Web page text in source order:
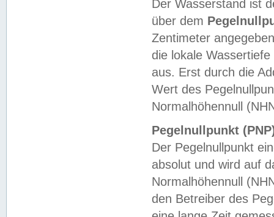
Der Wasserstand ist
über dem
Zentimeter
die lokale
aus. Erst durch die
Wert des
Normalhöhennull
Pegelnullpunkt
Der Pegelnullpunkt
absolut und wird auf
Normalhöhennull
den Betreiber des